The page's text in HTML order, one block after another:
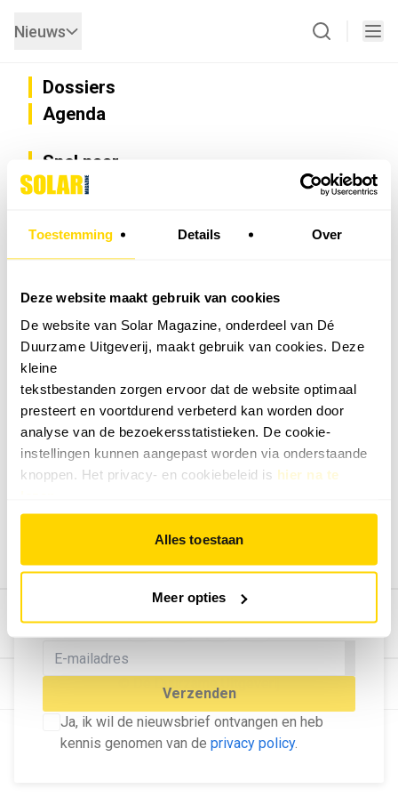
Toestemming Details Over
Deze website maakt gebruik van cookies
De website van Solar Magazine, onderdeel van Dé
Duurzame Uitgeverij, maakt gebruik van cookies. Deze
kleine
tekstbestanden zorgen ervoor dat de website optimaal
presteert en voortdurend verbeterd kan worden door
analyse van de bezoekersstatistieken. De cookie-
instellingen kunnen aangepast worden via onderstaande
knoppen. Het privacy- en cookiebeleid is hier na te
Alles toestaan
Meer opties
MELD U AAN VOOR ONZE
NIEUWSBRIEF
Blijf op de hoogte van het laatste nieuws!
Verzenden
Ja, ik wil de nieuwsbrief ontvangen en heb
kennis genomen van de privacy policy.
Nieuws
Dossiers
Agenda
Snel naar
Privacy
Nieuwsbrief
Vacatures
Installateurzoeker
Cookievoorkeuren wijzigen
English
Geef ons feedback
Vertel ons wat je van onze website vindt.
Tip de redactie
Bekijk hier de mogelijkheden.
© Dé Duurzame Uitgeverij